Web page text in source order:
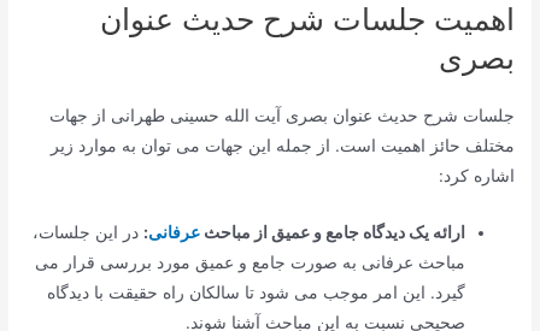
اهمیت جلسات شرح حدیث عنوان
بصری
جلسات شرح حدیث عنوان بصری آیت الله حسینی طهرانی از جهات
مختلف حائز اهمیت است. از جمله این جهات می توان به موارد زیر
اشاره کرد:
ارائه یک دیدگاه جامع و عمیق از مباحثعرفانی: در این جلسات،
مباحث عرفانی به صورت جامع و عمیق مورد بررسی قرار می
گیرد. این امر موجب می شود تا سالکان راه حقیقت با دیدگاه
صحیحی نسبت به این مباحث آشنا شوند.